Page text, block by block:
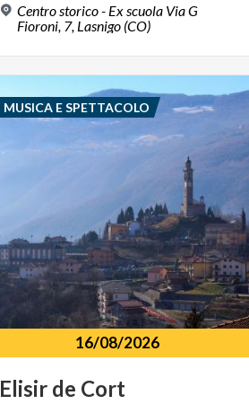
Centro storico - Ex scuola Via G
Fioroni, 7, Lasnigo (CO)
16/08/2026
Elisir de Cort
MUSICA E SPETTACOLO